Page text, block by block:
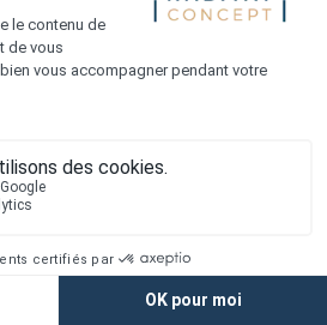
Les frais de raccordements et les
entre 5 000 et 15 000 euros selon la
du terrain et son accès.
vers une maison existante, il sera
travaux de rénovation. Ceux-ci sont
être ajoutés au prix de l'achat